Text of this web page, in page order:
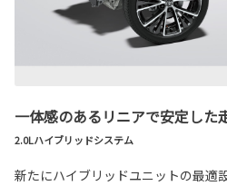
一体感のあるリニアで安定した
2.0Lハイブリッドシステム
新たにハイブリッドユニットの最適